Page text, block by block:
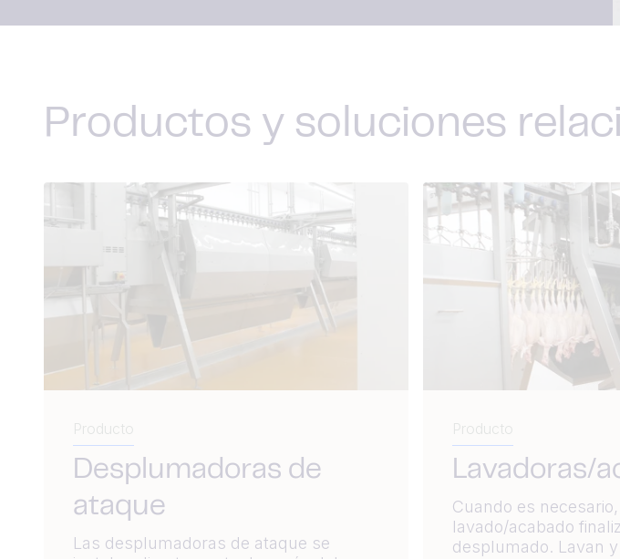
Productos y soluciones
Producto
Desplumadoras de
ataque
Las desplumadoras de ataque se
Producto
Lavadoras/
Cuando es
lavado/acabado
desplumado. Lavan